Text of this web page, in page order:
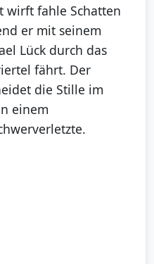
wirft fahle Schatten
er mit seinem
Lück durch das
fährt. Der
die Stille im
einem